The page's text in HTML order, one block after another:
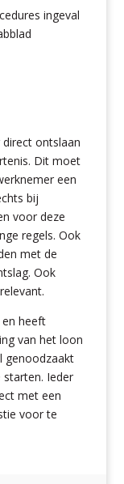
ingeval
ontslaan
Dit moet
een
bij
voor deze
regels. Ook
met de
Ook
en heeft
van het loon
genoodzaakt
Ieder
met een
voor te